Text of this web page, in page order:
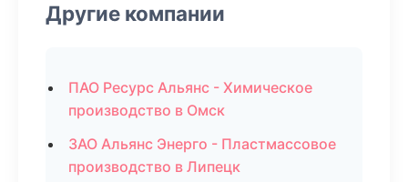
Другие компании
ПАО Ресурс Альянс - Химическое
производство в Омск
ЗАО Альянс Энерго - Пластмассовое
производство в Липецк